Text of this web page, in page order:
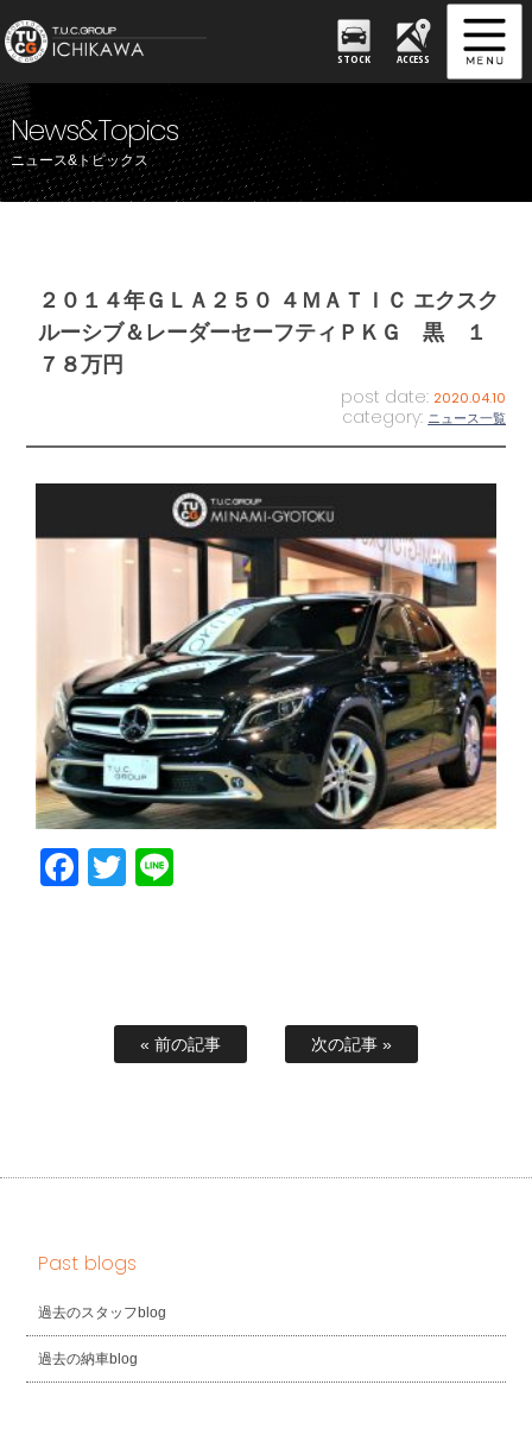
STOCK ACCESS
News&Topics
ニュース&トピックス
２０１４年ＧＬＡ２５０ ４ＭＡＴＩＣ エクスク
ルーシブ＆レーダーセーフティＰＫＧ 黒 １
７８万円
post date: 2020.04.10
category: ニュース一覧
Facebook
Twitter
« 前の記事 次の記事 »
Past blogs
過去のスタッフblog
過去の納車blog